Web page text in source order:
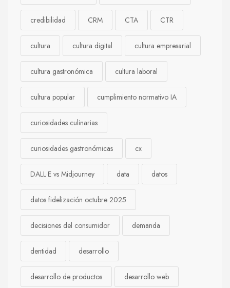
credibilidad CRM CTA CTR
cultura cultura digital cultura empresarial
cultura gastronómica cultura laboral
cultura popular cumplimiento normativo IA
curiosidades culinarias
curiosidades gastronómicas cx
DALL·E vs Midjourney data datos
datos fidelización octubre 2025
decisiones del consumidor demanda
dentidad desarrollo
desarrollo de productos desarrollo web